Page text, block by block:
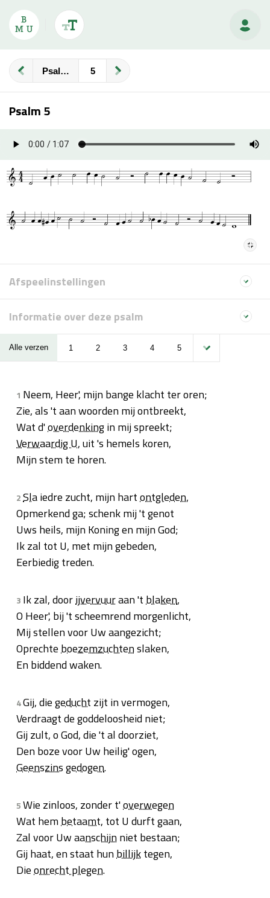
Psalmberijming
Psalm 5
Afspeelinstellingen
Informatie over deze psalm
Alle verzen 1 2 3 4 5
1 Neem, Heer', mijn bange klacht ter oren;
Zie, als 't aan woorden mij ontbreekt,
Wat d'overdenkingin mij spreekt;
Verwaardig U, uit 's hemels koren,
Mijn stem te horen.
2Slaiedre zucht, mijn hartontgleden,
Opmerkend ga; schenk mij 't genot
Uws heils, mijn Koning en mijn God;
Ik zal tot U, met mijn gebeden,
Eerbiedig treden.
3 Ik zal, doorijvervuuraan 'tblaken,
O Heer', bij 't scheemrend morgenlicht,
Mij stellen voor Uw aangezicht;
Oprechteboezemzuchtenslaken,
En biddend waken.
4Gij, diegeducht zijt in vermogen,
Verdraagt de goddeloosheid niet;
Gij zult, o God, die 't al doorziet,
Den boze voor Uw heilig' ogen,
Geenszinsgedogen.
5Wie zinloos, zonder t'overwegen
Wat hembetaamt, tot U durft gaan,
Zal voor Uwaanschijnniet bestaan;
Gij haat, en staat hunbillijktegen,
Dieonrecht plegen.